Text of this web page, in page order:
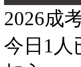
2026成
今日 1 人